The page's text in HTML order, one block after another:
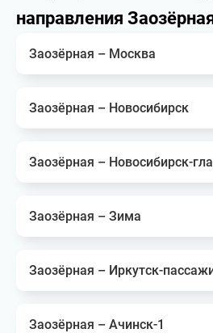
направления
Заозёрная – Москва
Заозёрная – Новосибирск
Заозёрная – Новосибирск-
Заозёрная – Зима
Заозёрная – Иркутск-
Заозёрная – Ачинск-1